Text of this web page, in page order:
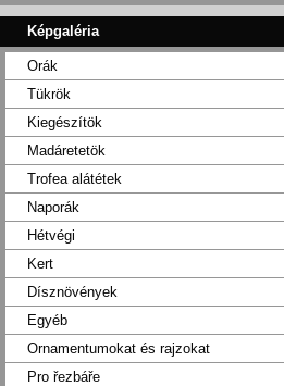
Képgaléria
Orák
Tükrök
Kiegészítök
Madáretetök
Trofea alátétek
Naporák
Hétvégi
Kert
Dísznövények
Egyéb
Ornamentumokat és rajzokat
Pro řezbáře